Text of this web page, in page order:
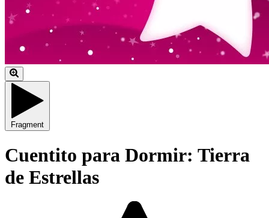
Fragment
Cuentito para Dormir: Tierra
de Estrellas